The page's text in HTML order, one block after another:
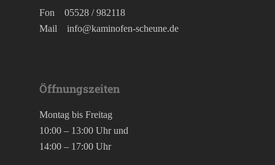
Fon 05528 / 982118
Mail info@kaminofen-scheune.de
Öffnungszeiten
Montag bis Freitag
10:00 – 13:00 Uhr und
14:00 – 17:00 Uhr